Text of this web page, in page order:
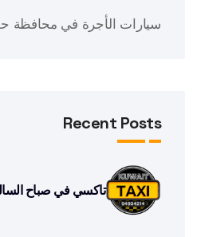
سيارات الأجرة في محافظة
Recent Posts
تاكسي في صباح